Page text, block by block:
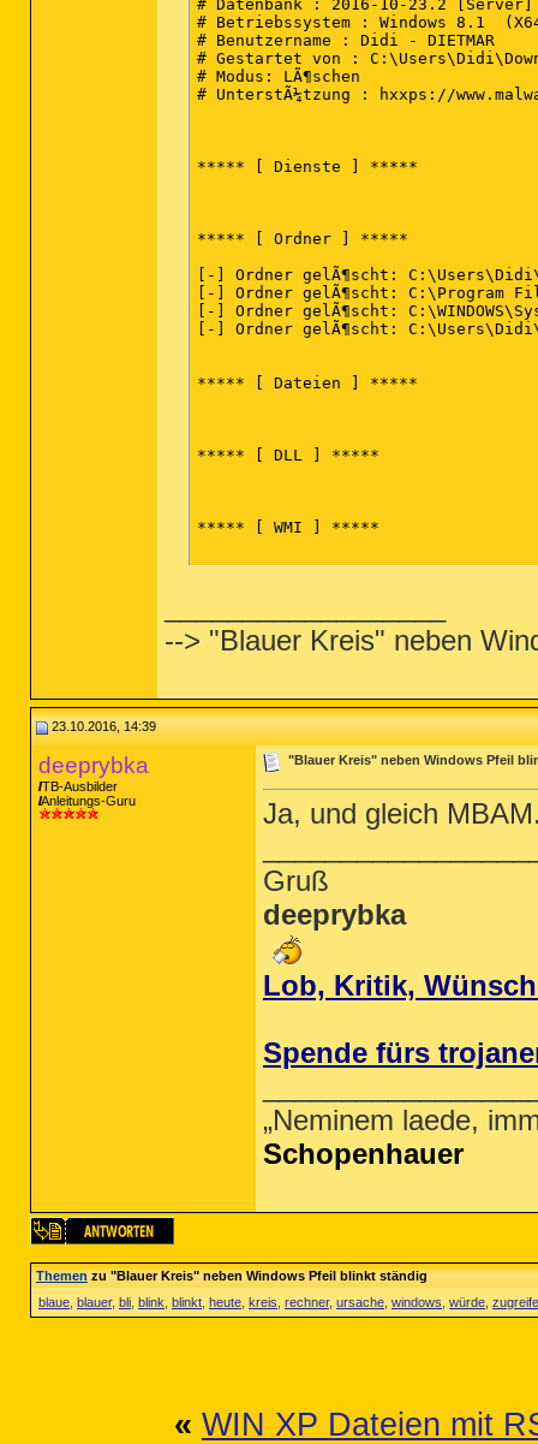
--> "Blauer Kreis" neben
23.10.2016, 14:39
deeprybka
TB-Ausbilder
Anleitungs-Guru
"Blauer Kreis" neben Windows Pfeil
Ja, und gleich
Gruß
deeprybka
Lob, Kritik,
Spende fürs
„Neminem laede,
Schopenhauer
Themenzu "Blauer Kreis" neben Windows Pfeil blinkt ständig
blaue blauer, bli blink blinkt heute kreis rechner, ursache windows würde zugreife
« WIN XP Dateien mit